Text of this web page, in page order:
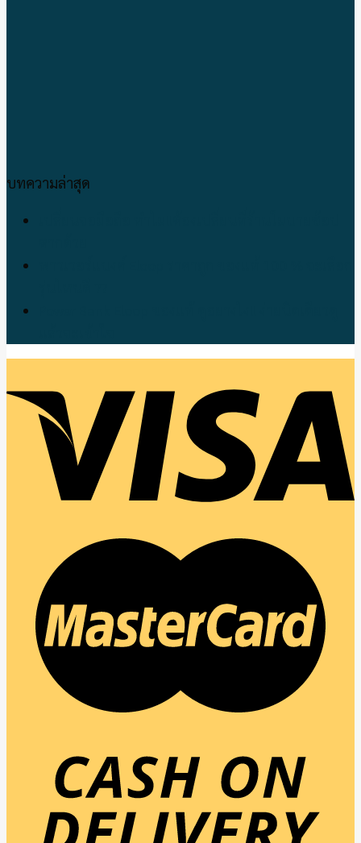
บทความล่าสุด